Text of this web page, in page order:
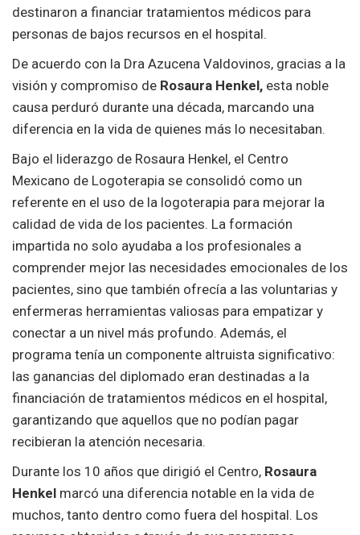
destinaron a financiar tratamientos médicos para
personas de bajos recursos en el hospital.
De acuerdo con la Dra Azucena Valdovinos, gracias a la
visión y compromiso de Rosaura Henkel, esta noble
causa perduró durante una década, marcando una
diferencia en la vida de quienes más lo necesitaban.
Bajo el liderazgo de Rosaura Henkel, el Centro
Mexicano de Logoterapia se consolidó como un
referente en el uso de la logoterapia para mejorar la
calidad de vida de los pacientes. La formación
impartida no solo ayudaba a los profesionales a
comprender mejor las necesidades emocionales de los
pacientes, sino que también ofrecía a las voluntarias y
enfermeras herramientas valiosas para empatizar y
conectar a un nivel más profundo. Además, el
programa tenía un componente altruista significativo:
las ganancias del diplomado eran destinadas a la
financiación de tratamientos médicos en el hospital,
garantizando que aquellos que no podían pagar
recibieran la atención necesaria.
Durante los 10 años que dirigió el Centro, Rosaura
Henkel marcó una diferencia notable en la vida de
muchos, tanto dentro como fuera del hospital. Los